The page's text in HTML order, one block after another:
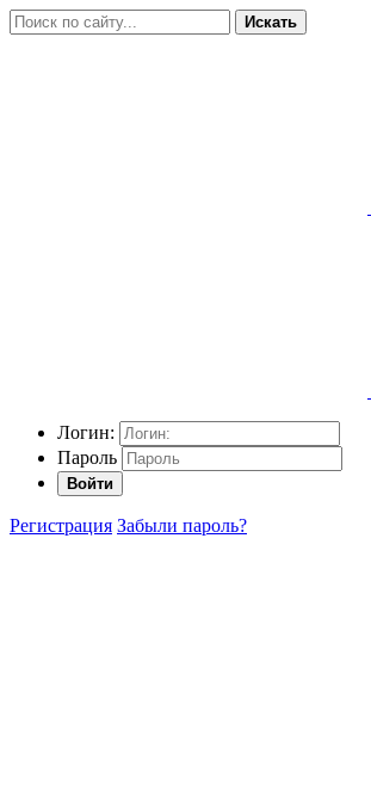
Искать
Логин:
Пароль
Войти
Регистрация Забыли пароль?